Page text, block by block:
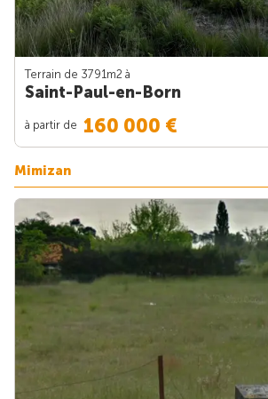
Terrain de 3791m2 à
Saint-Paul-en-Born
à partir de 160 000 €
Mimizan